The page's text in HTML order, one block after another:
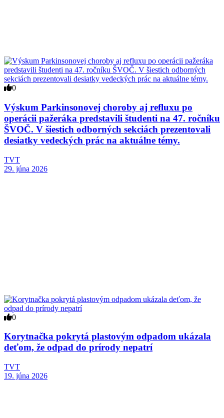
0
Výskum Parkinsonovej choroby aj refluxu po
operácii pažeráka predstavili študenti na 47. ročníku
ŠVOČ. V šiestich odborných sekciách prezentovali
desiatky vedeckých prác na aktuálne témy.
TVT
29. júna 2026
0
Korytnačka pokrytá plastovým odpadom ukázala
deťom, že odpad do prírody nepatrí
TVT
19. júna 2026